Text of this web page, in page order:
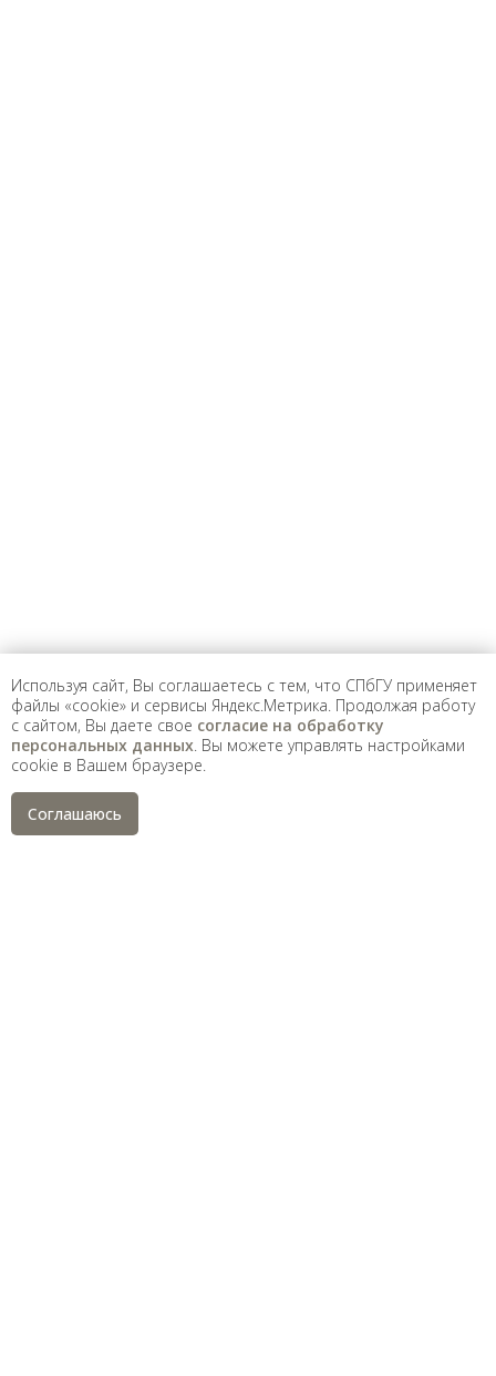
Используя сайт, Вы соглашаетесь с тем, что СПбГУ применяет
файлы «cookie» и сервисы Яндекс.Метрика. Продолжая работу
с сайтом, Вы даете свое согласие на обработку
персональных данных . Вы можете управлять настройками
cookie в Вашем браузере.
Соглашаюсь